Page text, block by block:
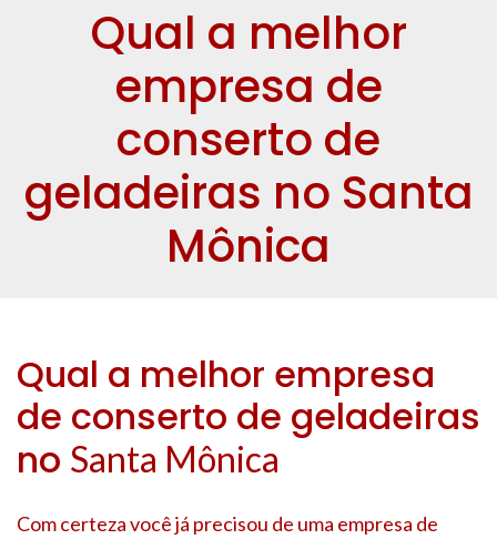
Qual a melhor
empresa de
conserto de
geladeiras no Santa
Mônica
Qual a melhor empresa
de conserto de geladeiras
no Santa Mônica
Com certeza você já precisou de uma empresa de